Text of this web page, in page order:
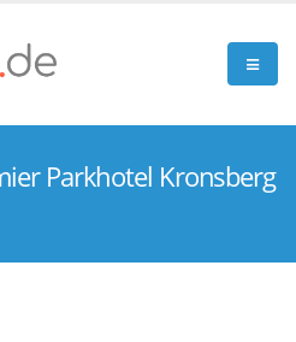
Parkhotel Kronsberg